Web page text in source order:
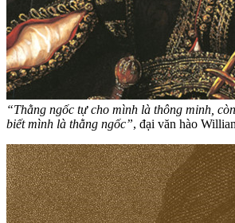
“Thằng ngốc tự cho mình là thông minh,
biết mình là thằng ngốc”, đại văn hào